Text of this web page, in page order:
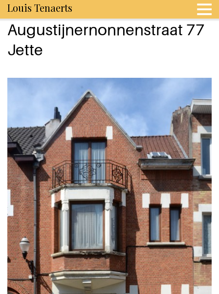
Louis Tenaerts
Augustijnernonnenstraat 77
Jette